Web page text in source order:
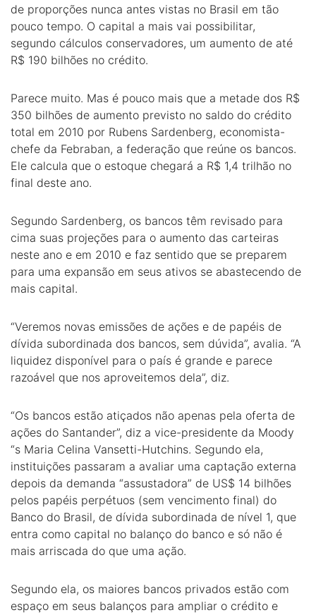
de proporções nunca antes vistas no Brasil em tão
pouco tempo. O capital a mais vai possibilitar,
segundo cálculos conservadores, um aumento de até
R$ 190 bilhões no crédito.
Parece muito. Mas é pouco mais que a metade dos R$
350 bilhões de aumento previsto no saldo do crédito
total em 2010 por Rubens Sardenberg, economista-
chefe da Febraban, a federação que reúne os bancos.
Ele calcula que o estoque chegará a R$ 1,4 trilhão no
final deste ano.
Segundo Sardenberg, os bancos têm revisado para
cima suas projeções para o aumento das carteiras
neste ano e em 2010 e faz sentido que se preparem
para uma expansão em seus ativos se abastecendo de
mais capital.
“Veremos novas emissões de ações e de papéis de
dívida subordinada dos bancos, sem dúvida”, avalia. “A
liquidez disponível para o país é grande e parece
razoável que nos aproveitemos dela”, diz.
“Os bancos estão atiçados não apenas pela oferta de
ações do Santander”, diz a vice-presidente da Moody
“s Maria Celina Vansetti-Hutchins. Segundo ela,
instituições passaram a avaliar uma captação externa
depois da demanda “assustadora” de US$ 14 bilhões
pelos papéis perpétuos (sem vencimento final) do
Banco do Brasil, de dívida subordinada de nível 1, que
entra como capital no balanço do banco e só não é
mais arriscada do que uma ação.
Segundo ela, os maiores bancos privados estão com
espaço em seus balanços para ampliar o crédito e